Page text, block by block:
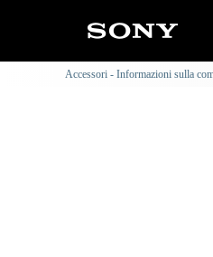
Accessori - Informazioni sulla